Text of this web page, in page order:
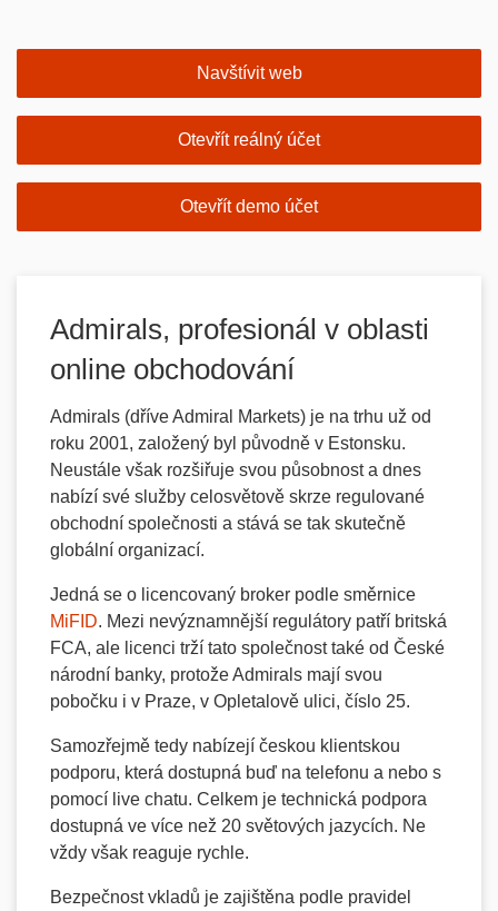
Navštívit web
Otevřít reálný účet
Otevřít demo účet
Admirals, profesionál v oblasti
online obchodování
Admirals (dříve Admiral Markets) je na trhu už od
roku 2001, založený byl původně v Estonsku.
Neustále však rozšiřuje svou působnost a dnes
nabízí své služby celosvětově skrze regulované
obchodní společnosti a stává se tak skutečně
globální organizací.
Jedná se o licencovaný broker podle směrnice
MiFID. Mezi nevýznamnější regulátory patří britská
FCA, ale licenci trží tato společnost také od České
národní banky, protože Admirals mají svou
pobočku i v Praze, v Opletalově ulici, číslo 25.
Samozřejmě tedy nabízejí českou klientskou
podporu, která dostupná buď na telefonu a nebo s
pomocí live chatu. Celkem je technická podpora
dostupná ve více než 20 světových jazycích. Ne
vždy však reaguje rychle.
Bezpečnost vkladů je zajištěna podle pravidel